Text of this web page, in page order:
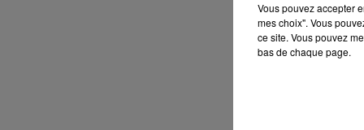
Vous pouvez accepter
mes choix". Vous
ce site. Vous pouvez
bas de chaque page.